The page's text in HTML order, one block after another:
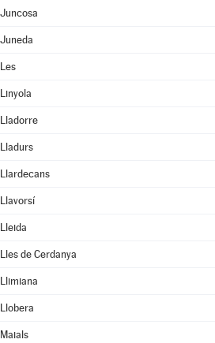
Juncosa
Juneda
Les
Linyola
Lladorre
Lladurs
Llardecans
Llavorsí
Lleida
Lles de Cerdanya
Llimiana
Llobera
Maials